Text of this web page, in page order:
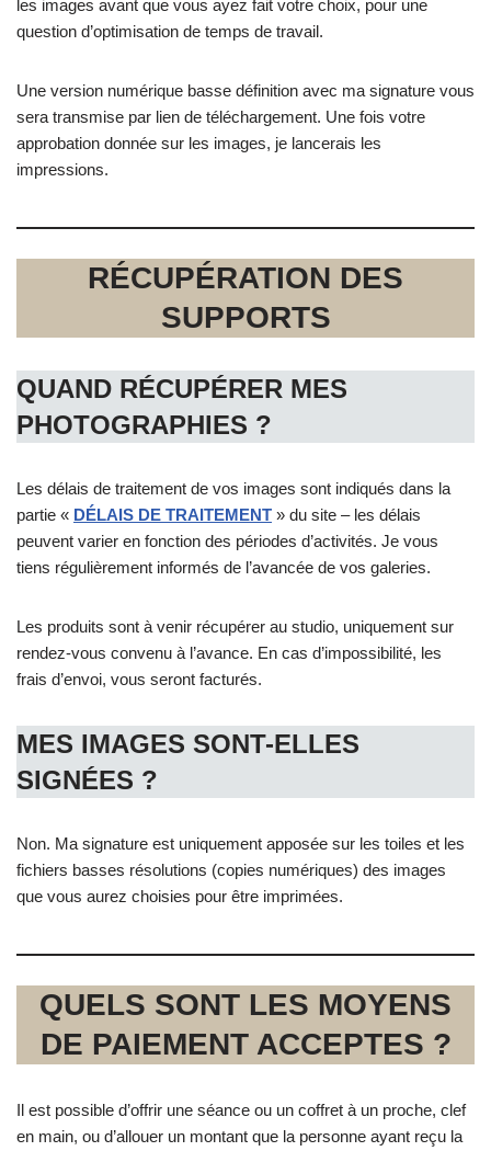
les images avant que vous ayez fait votre choix, pour une
question d’optimisation de temps de travail.
Une version numérique basse définition avec ma signature vous
sera transmise par lien de téléchargement. Une fois votre
approbation donnée sur les images, je lancerais les
impressions.
RÉCUPÉRATION DES
SUPPORTS
QUAND RÉCUPÉRER MES
PHOTOGRAPHIES ?
Les délais de traitement de vos images sont indiqués dans la
partie « DÉLAIS DE TRAITEMENT » du site – les délais
peuvent varier en fonction des périodes d’activités. Je vous
tiens régulièrement informés de l’avancée de vos galeries.
Les produits sont à venir récupérer au studio, uniquement sur
rendez-vous convenu à l’avance. En cas d’impossibilité, les
frais d’envoi, vous seront facturés.
MES IMAGES SONT-ELLES
SIGNÉES ?
Non. Ma signature est uniquement apposée sur les toiles et les
fichiers basses résolutions (copies numériques) des images
que vous aurez choisies pour être imprimées.
QUELS SONT LES MOYENS
DE PAIEMENT ACCEPTES ?
Il est possible d’offrir une séance ou un coffret à un proche, clef
en main, ou d’allouer un montant que la personne ayant reçu la